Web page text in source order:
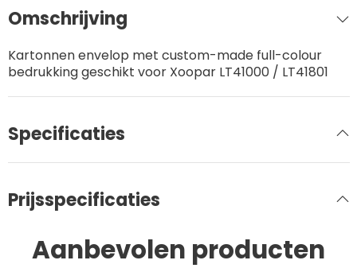
Omschrijving
Kartonnen envelop met custom-made full-colour
bedrukking geschikt voor Xoopar LT41000 / LT41801
Specificaties
Prijsspecificaties
Aanbevolen producten